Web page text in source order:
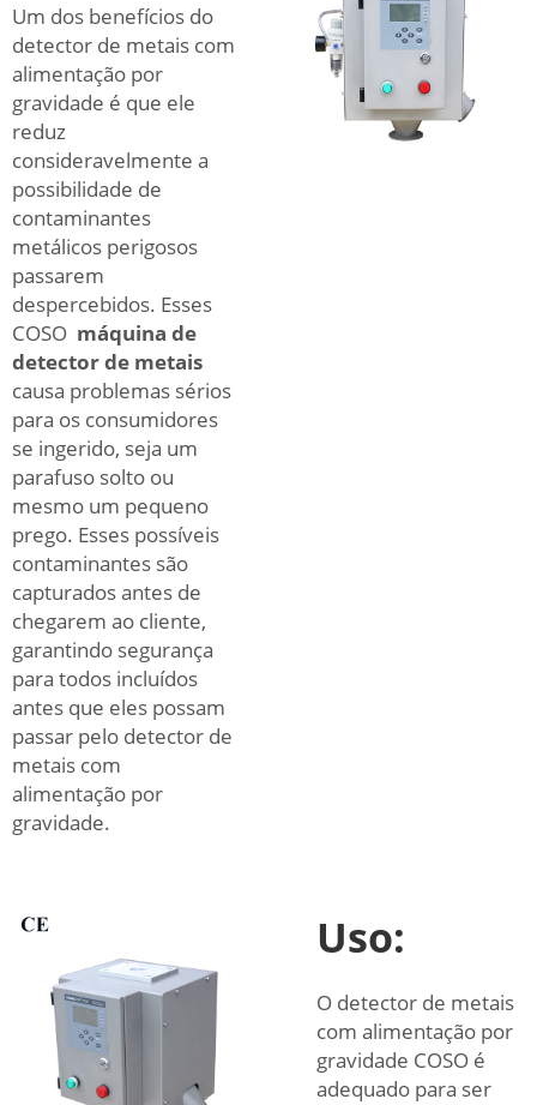
Um dos benefícios do
detector de metais com
alimentação por
gravidade é que ele
reduz
consideravelmente a
possibilidade de
contaminantes
metálicos perigosos
passarem
despercebidos. Esses
COSO máquina de
detector de metais
causa problemas sérios
para os consumidores
se ingerido, seja um
parafuso solto ou
mesmo um pequeno
prego. Esses possíveis
contaminantes são
capturados antes de
chegarem ao cliente,
garantindo segurança
para todos incluídos
antes que eles possam
passar pelo detector de
metais com
alimentação por
gravidade.
Uso:
O detector de metais
com alimentação por
gravidade COSO é
adequado para ser